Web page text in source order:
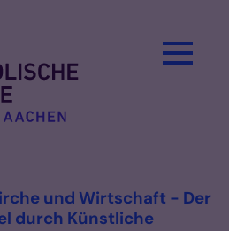
und Wirtschaft - Der
durch Künstliche